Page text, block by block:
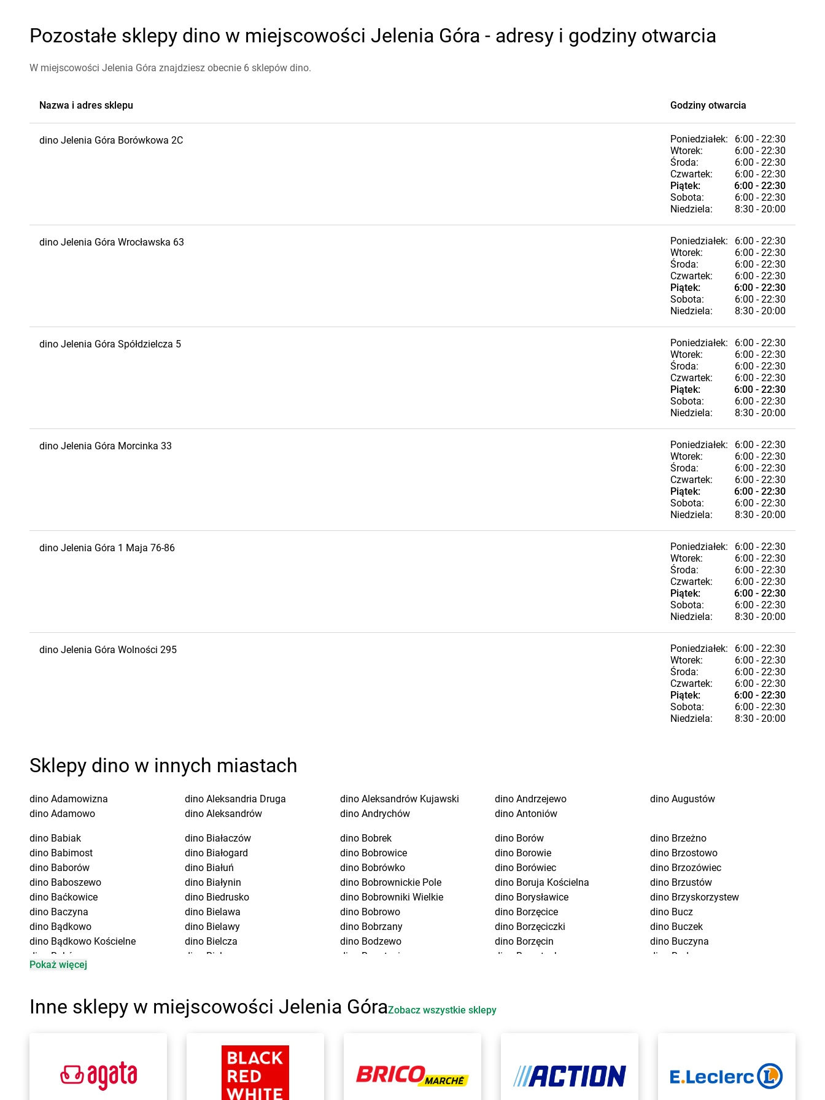
Pozostałe sklepy dino w miejscowości Jelenia Góra - adresy i godziny otwarcia
W miejscowości Jelenia Góra znajdziesz obecnie 6 sklepów dino.
Nazwa i adres sklepu Godziny otwarcia
dino Jelenia Góra Borówkowa 2C Poniedziałek:
6:00 - 22:30
Wtorek:
6:00 - 22:30
Środa:
6:00 - 22:30
Czwartek:
6:00 - 22:30
Piątek:
6:00 - 22:30
Sobota:
6:00 - 22:30
Niedziela:
8:30 - 20:00
dino Jelenia Góra Wrocławska 63 Poniedziałek:
6:00 - 22:30
Wtorek:
6:00 - 22:30
Środa:
6:00 - 22:30
Czwartek:
6:00 - 22:30
Piątek:
6:00 - 22:30
Sobota:
6:00 - 22:30
Niedziela:
8:30 - 20:00
dino Jelenia Góra Spółdzielcza 5 Poniedziałek:
6:00 - 22:30
Wtorek:
6:00 - 22:30
Środa:
6:00 - 22:30
Czwartek:
6:00 - 22:30
Piątek:
6:00 - 22:30
Sobota:
6:00 - 22:30
Niedziela:
8:30 - 20:00
dino Jelenia Góra Morcinka 33 Poniedziałek:
6:00 - 22:30
Wtorek:
6:00 - 22:30
Środa:
6:00 - 22:30
Czwartek:
6:00 - 22:30
Piątek:
6:00 - 22:30
Sobota:
6:00 - 22:30
Niedziela:
8:30 - 20:00
dino Jelenia Góra 1 Maja 76-86 Poniedziałek:
6:00 - 22:30
Wtorek:
6:00 - 22:30
Środa:
6:00 - 22:30
Czwartek:
6:00 - 22:30
Piątek:
6:00 - 22:30
Sobota:
6:00 - 22:30
Niedziela:
8:30 - 20:00
dino Jelenia Góra Wolności 295 Poniedziałek:
6:00 - 22:30
Wtorek:
6:00 - 22:30
Środa:
6:00 - 22:30
Czwartek:
6:00 - 22:30
Piątek:
6:00 - 22:30
Sobota:
6:00 - 22:30
Niedziela:
8:30 - 20:00
Sklepy dino w innych miastach
dino Adamowizna
dino Adamowo
dino Aleksandria Druga
dino Aleksandrów
dino Aleksandrów Kujawski
dino Andrychów
dino Andrzejewo
dino Antoniów
dino Augustów
dino Babiak
dino Babimost
dino Baborów
dino Baboszewo
dino Baćkowice
dino Baczyna
dino Bądkowo
dino Bądkowo Kościelne
dino
Bąków
dino Banie
dino Baranowo
dino Barcin
Bartniczka
Baruchowo
dino Białaczów
dino Białogard
dino Białuń
dino Białynin
dino Biedrusko
dino Bielawa
dino Bielawy
dino Bielcza
dino
Bielewo
dino
Bielsk Podlaski
dino Bieniewice
Bierutów
Bierzglinek
Bierzwienna Długa
Bierzwnik
dino Bobrek
dino Bobrowice
dino Bobrówko
dino Bobrownickie Pole
dino Bobrowniki Wielkie
dino Bobrowo
dino Bobrzany
dino Bodzewo
dino
Bogatynia
dino Boguszyce
dino Boguty-Żurawie
dino Bolesław
dino Borów
dino Borowie
dino Borówiec
dino Boruja Kościelna
dino Borysławice
dino Borzęcice
dino Borzęciczki
dino Borzęcin
dino
Borzytuchom
dino
Bratian
dino Brdów
dino Brzeżno
dino Brzostowo
dino Brzozówiec
dino Brzustów
dino Brzyskorzystew
dino Bucz
dino Buczek
dino Buczyna
dino
Budowo
Bukownica
Pokaż więcej
Inne sklepy w miejscowości Jelenia GóraZobacz wszystkie sklepy